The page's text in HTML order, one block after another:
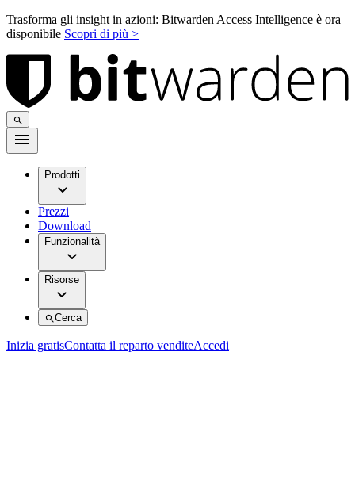
Trasforma gli insight in azioni: Bitwarden Access Intelligence è ora
disponibile Scopri di più >
Prodotti
Prezzi
Download
Funzionalità
Risorse
Cerca
Inizia gratisContatta il reparto venditeAccedi